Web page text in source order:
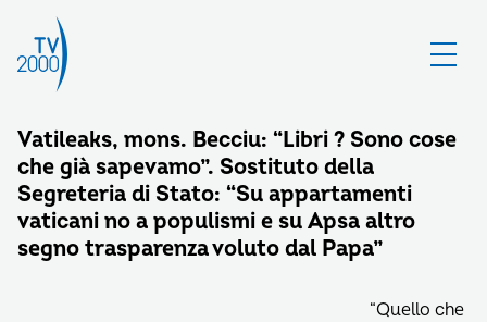
Vatileaks, mons. Becciu: “Libri ? Sono cose
che già sapevamo”. Sostituto della
Segreteria di Stato: “Su appartamenti
vaticani no a populismi e su Apsa altro
segno trasparenza voluto dal Papa”
“Quello che